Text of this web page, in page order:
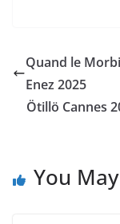
Quand le
Enez 2025
Ötillö Cannes
You